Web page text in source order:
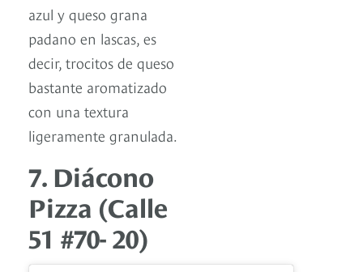
azul y queso grana
padano en lascas, es
decir, trocitos de queso
bastante aromatizado
con una textura
ligeramente granulada.
7. Diácono
Pizza (Calle
51 #70- 20)